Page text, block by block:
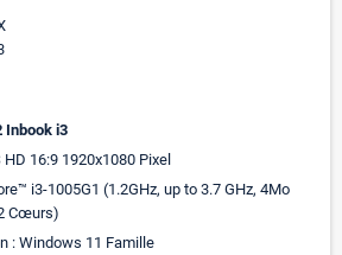
Inbook i3
16:9 1920x1080 Pixel
i3-1005G1 (1.2GHz, up to 3.7 GHz, 4Mo
Cœurs)
: Windows 11 Famille